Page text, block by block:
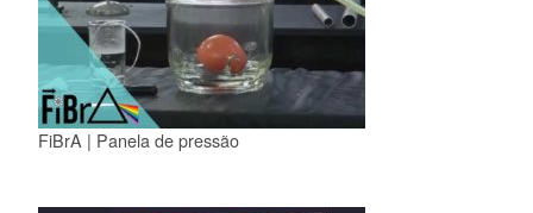
FiBrA | Panela de pressão